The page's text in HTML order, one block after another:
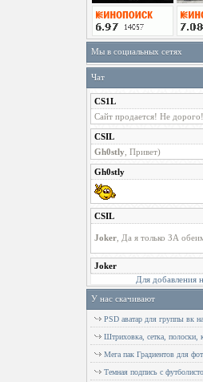
Мы в социальных сетях
Чат
Для добавления
У нас скачивают
PSD аватар для группы вк
Штриховка, сетка, полоски,
Мега пак Градиентов для
Темная подпись с